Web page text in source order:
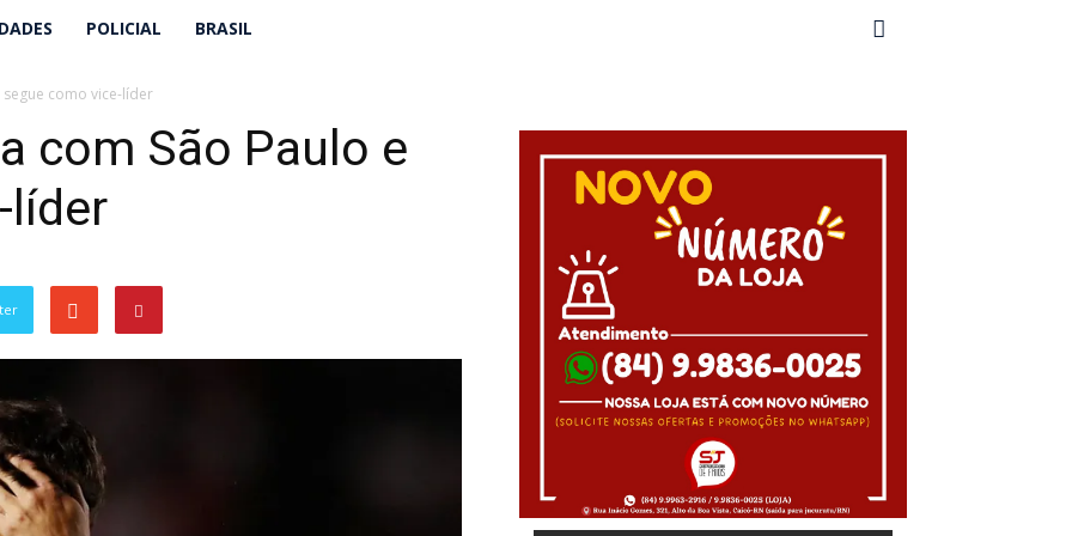
POLICIAL BRASIL
segue como vice-líder
com São Paulo e
líder